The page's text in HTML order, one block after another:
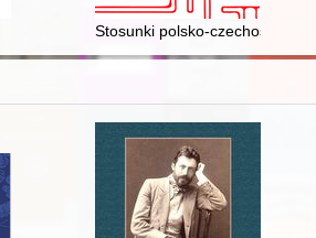
Stosunki polsko-